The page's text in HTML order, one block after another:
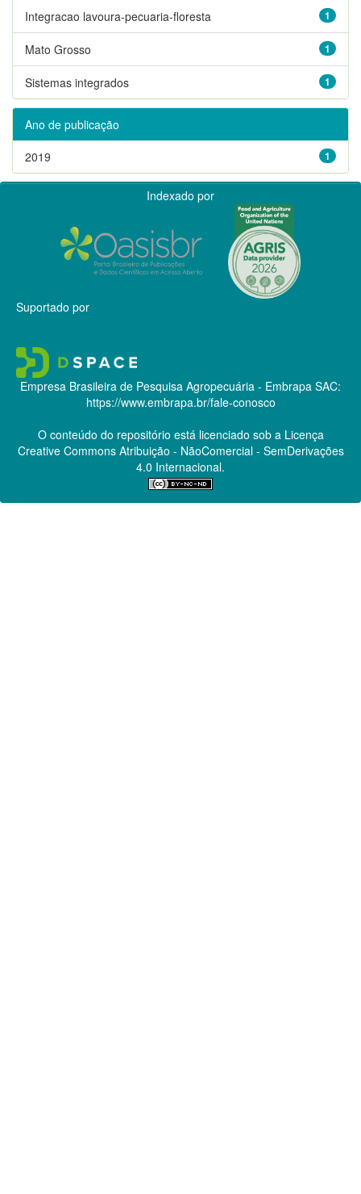
1
Integracao lavoura-pecuaria-floresta
1
Mato Grosso
1
Sistemas integrados
Ano de publicação
1
2019
Indexado por
Suportado por
Empresa Brasileira de Pesquisa Agropecuária - Embrapa SAC:
https://www.embrapa.br/fale-conosco
O conteúdo do repositório está licenciado sob a Licença
Creative CommonsAtribuição - NãoComercial - SemDerivações
4.0 Internacional.